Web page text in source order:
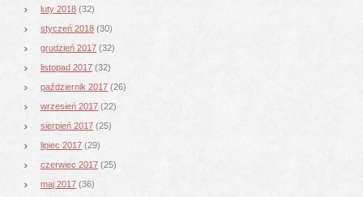
luty 2018 (32)
styczeń 2018 (30)
grudzień 2017 (32)
listopad 2017 (32)
październik 2017 (26)
wrzesień 2017 (22)
sierpień 2017 (25)
lipiec 2017 (29)
czerwiec 2017 (25)
maj 2017 (36)